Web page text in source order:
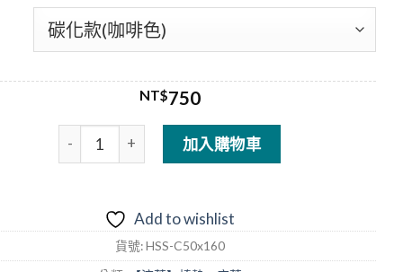
範
NT$750
到
NT$750
沙發專用涼蓆椅墊〔三 人-沙發椅墊3人坐-碳化款〕
加入購物車
Add to wishlist
貨號:HSS-C50x160